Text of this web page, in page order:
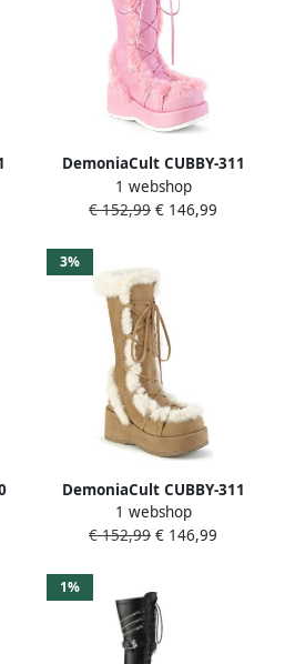
DemoniaCult CUBBY-311
Plateau Laarzen 41 Shoes
Roze
1 webshop
€ 152,99 € 146,99
3%
DemoniaCult CUBBY-311
Plateau Laarzen 37 Shoes
Creme
1 webshop
€ 152,99 € 146,99
1%